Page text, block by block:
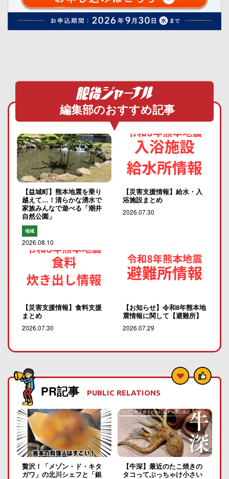
編集部のおすすめ記事
【益城町】熊本地震を乗り
越えて…！清らかな湧水で
家族みんなで遊べる「潮井
自然公園」
地域
2026.08.10
【災害支援情報】給水・入
浴施設まとめ
2026.07.30
【災害支援情報】食料支援
まとめ
2026.07.30
【お知らせ】令和8年熊本地
震情報に関して【避難所】
2026.07.29
PR記事 PUBLIC RELATIONS
贅沢！「メゾン・ド・キタ
ガワ」の北川シェフと「銀
【牛深】最近のたこ焼きの
タコってぶっちゃけ小さい